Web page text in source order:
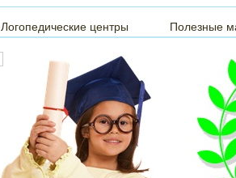
Логопедические центры Полезные